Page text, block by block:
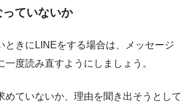
ていないか
ときにLINEをする場合は、メッセージ
一度読み直すようにしましょう。
めていないか、理由を聞き出そうとして